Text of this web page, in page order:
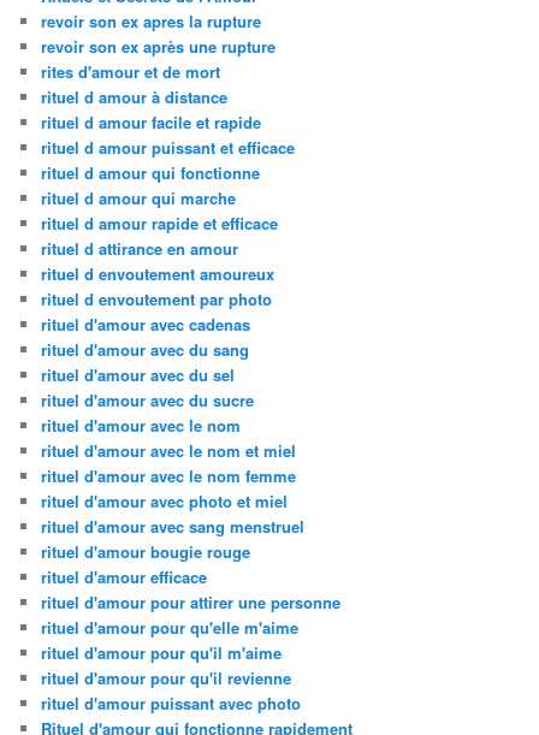
revoir son ex apres la rupture
revoir son ex après une rupture
rites d'amour et de mort
rituel d amour à distance
rituel d amour facile et rapide
rituel d amour puissant et efficace
rituel d amour qui fonctionne
rituel d amour qui marche
rituel d amour rapide et efficace
rituel d attirance en amour
rituel d envoutement amoureux
rituel d envoutement par photo
rituel d'amour avec cadenas
rituel d'amour avec du sang
rituel d'amour avec du sel
rituel d'amour avec du sucre
rituel d'amour avec le nom
rituel d'amour avec le nom et miel
rituel d'amour avec le nom femme
rituel d'amour avec photo et miel
rituel d'amour avec sang menstruel
rituel d'amour bougie rouge
rituel d'amour efficace
rituel d'amour pour attirer une personne
rituel d'amour pour qu'elle m'aime
rituel d'amour pour qu'il m'aime
rituel d'amour pour qu'il revienne
rituel d'amour puissant avec photo
Rituel d'amour qui fonctionne rapidement